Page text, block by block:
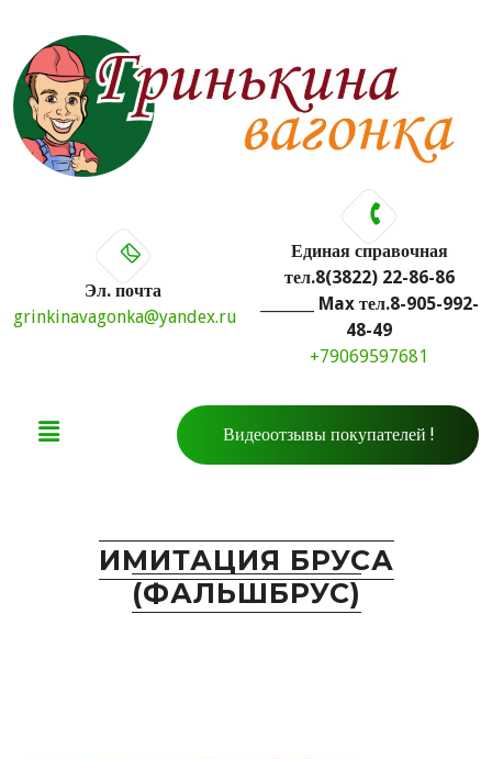
Эл. почта
grinkinavagonka@yandex.ru
Единая справочная
тел.8(3822) 22-86-86
_______ Max тел.8-905-992-
48-49
+79069597681
Видеоотзывы покупателей !
ИМИТАЦИЯ БРУСА
(ФАЛЬШБРУС)